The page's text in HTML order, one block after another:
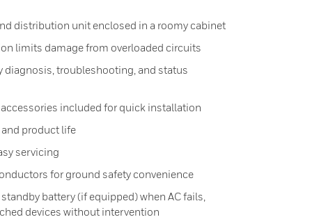
distribution unit enclosed in a roomy cabinet
limits damage from overloaded circuits
diagnosis, troubleshooting, and status
included for quick installation
product life
servicing
for ground safety convenience
battery (if equipped) when AC fails,
devices without intervention